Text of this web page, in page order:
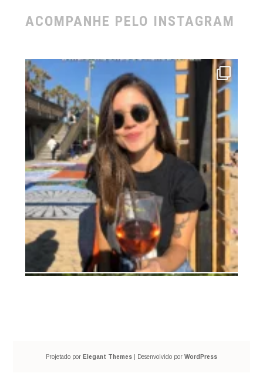
ACOMPANHE PELO INSTAGRAM
Projetado por Elegant Themes| Desenvolvido por WordPress